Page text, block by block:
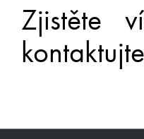
Zjistěte